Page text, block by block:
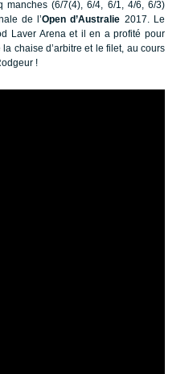
(6/7(4), 6/4, 6/1, 4/6, 6/3)
de l’Open d’Australie 2017. Le
Laver Arena et il en a profité pour
chaise d’arbitre et le filet, au cours
!